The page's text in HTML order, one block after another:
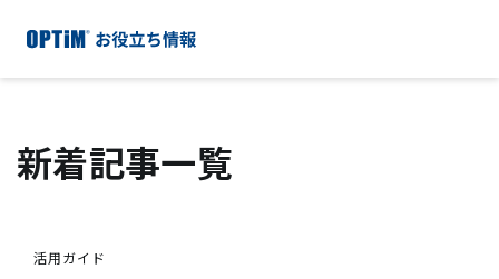
新着記事一覧
活用ガイド